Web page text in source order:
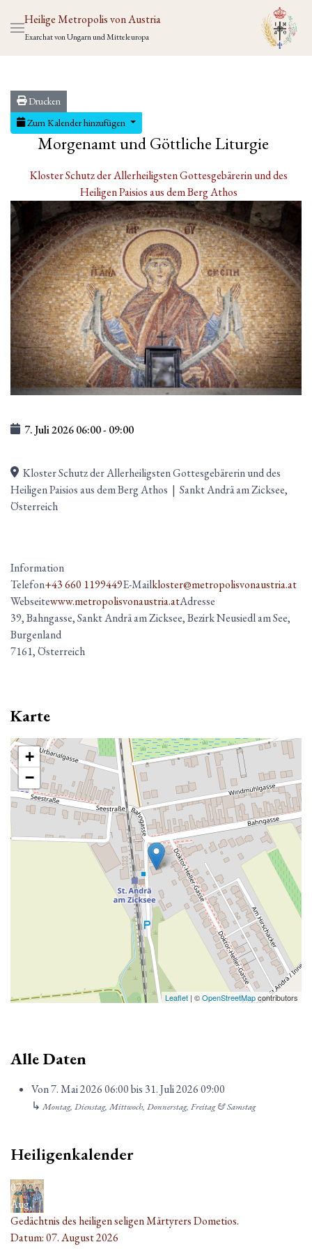
Heilige Metropolis von Austria
Exarchat von Ungarn und Mitteleuropa
Drucken
Zum Kalender hinzufügen
Morgenamt und Göttliche Liturgie
Kloster Schutz der Allerheiligsten Gottesgebärerin und des
Heiligen Paisios aus dem Berg Athos
7. Juli 202606:00- 09:00
Kloster Schutz der Allerheiligsten Gottesgebärerin und des
Heiligen Paisios aus dem Berg Athos | Sankt Andrä am Zicksee,
Österreich
Information
Telefon+43 660 1199449E-Mailkloster@metropolisvonaustria.at
Webseitewww.metropolisvonaustria.atAdresse
39, Bahngasse, Sankt Andrä am Zicksee, Bezirk Neusiedl am See,
Burgenland
7161, Österreich
Karte
+
−
Leaflet | ©OpenStreetMapcontributors
Alle Daten
Von7. Mai 202606:00bis 31. Juli 202609:00
↳Montag, Dienstag, Mittwoch, Donnerstag, Freitag & Samstag
Heiligenkalender
07
Aug.
Gedächtnis des heiligen seligen Märtyrers Dometios.
Datum:07. August 2026